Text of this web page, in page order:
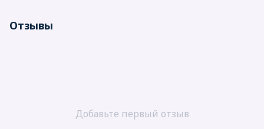
Отзывы
Добавьте первый отзыв